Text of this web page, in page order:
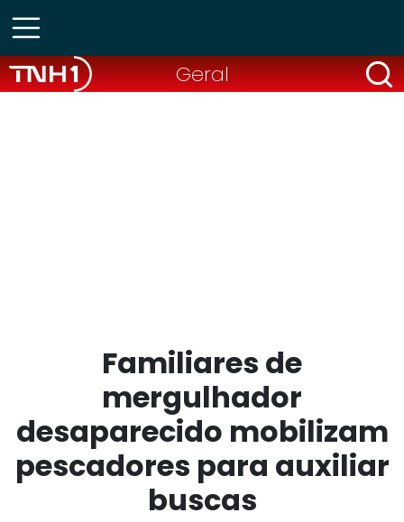
Geral
Familiares de
mergulhador
desaparecido mobilizam
pescadores para auxiliar
buscas